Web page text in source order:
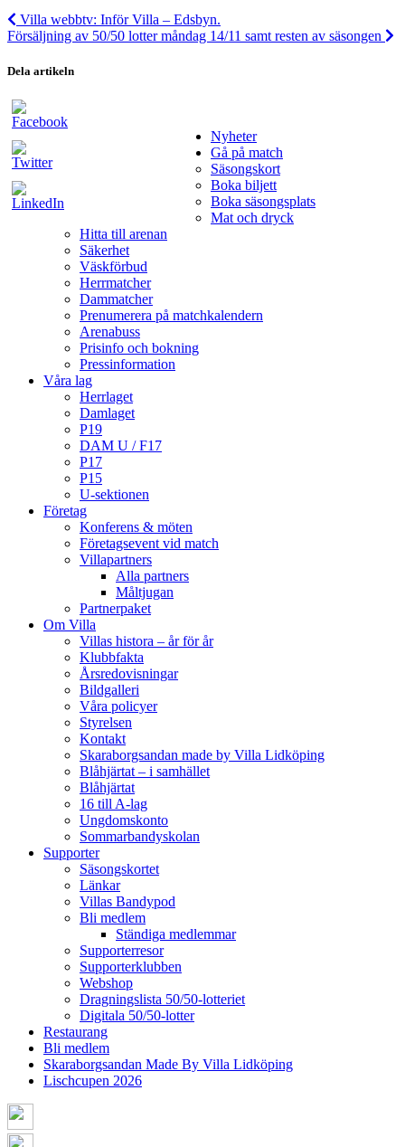
Villa webbtv: Inför Villa – Edsbyn.
Försäljning av 50/50 lotter måndag 14/11 samt resten av säsongen
Dela artikeln
Nyheter
Gå på match
Säsongskort
Boka biljett
Boka säsongsplats
Mat och dryck
Hitta till arenan
Säkerhet
Väskförbud
Herrmatcher
Dammatcher
Prenumerera på matchkalendern
Arenabuss
Prisinfo och bokning
Pressinformation
Våra lag
Herrlaget
Damlaget
P19
DAM U / F17
P17
P15
U-sektionen
Företag
Konferens & möten
Företagsevent vid match
Villapartners
Alla partners
Måltjugan
Partnerpaket
Om Villa
Villas histora – år för år
Klubbfakta
Årsredovisningar
Bildgalleri
Våra policyer
Styrelsen
Kontakt
Skaraborgsandan made by Villa Lidköping
Blåhjärtat – i samhället
Blåhjärtat
16 till A-lag
Ungdomskonto
Sommarbandyskolan
Supporter
Säsongskortet
Länkar
Villas Bandypod
Bli medlem
Ständiga medlemmar
Supporterresor
Supporterklubben
Webshop
Dragningslista 50/50-lotteriet
Digitala 50/50-lotter
Restaurang
Bli medlem
Skaraborgsandan Made By Villa Lidköping
Lischcupen 2026